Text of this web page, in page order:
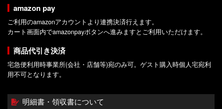
amazon pay
ご利用のamazonアカウントより連携決済行えます。
カート画面内でamazonpayボタンへ進みますとご利用いただけます。
商品代引き決済
宅急便利用時事業所(会社・店舗等)宛のみ可。ゲスト購入時個人宅宛利
用不可となります。
明細書・領収書について